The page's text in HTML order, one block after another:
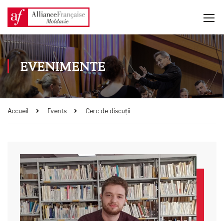
EVENIMENTE
Accueil Events Cerc de discuții